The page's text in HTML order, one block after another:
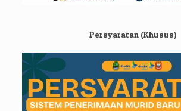
Persyaratan (Khusus)